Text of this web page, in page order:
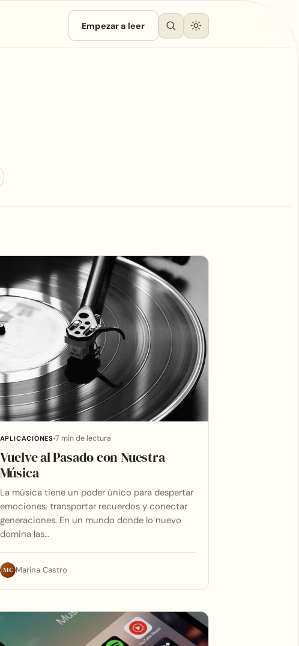
Empezar a leer
APLICACIONES 7 min de lectura
Vuelve al Pasado con Nuestra
Música
La música tiene un poder único para despertar
emociones, transportar recuerdos y conectar
generaciones. En un mundo donde lo nuevo
domina las…
MC Marina Castro